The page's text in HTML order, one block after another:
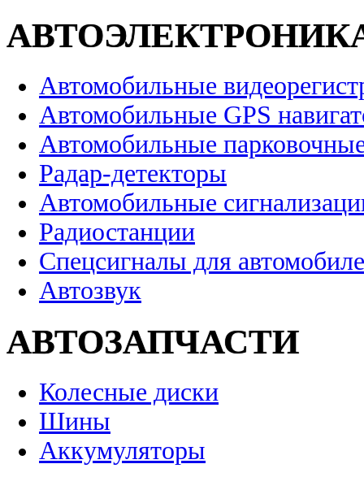
Автомобильные
Автомобильные GPS
Автомобильные
Радар-детекторы
Автомобильные
Радиостанции
Спецсигналы для
Автозвук
АВТОЗАПЧАСТИ
Колесные диски
Шины
Аккумуляторы